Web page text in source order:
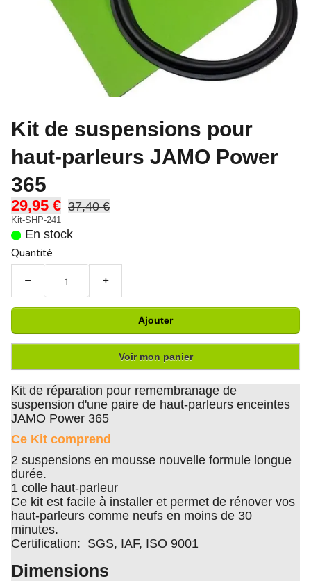
Kit de suspensions pour
haut-parleurs JAMO Power
365
29,95 € 37,40 €
Kit-SHP-241
En stock
Quantité
− +
Ajouter
Voir mon panier
Kit de réparation pour remembranage de
suspension d'une paire de haut-parleurs enceintes
JAMO Power 365
Ce Kit comprend
2 suspensions en mousse nouvelle formule longue
durée.
1 colle haut-parleur
Ce kit est facile à installer et permet de rénover vos
haut-parleurs comme neufs en moins de 30
minutes.
Certification: SGS, IAF, ISO 9001
Dimensions